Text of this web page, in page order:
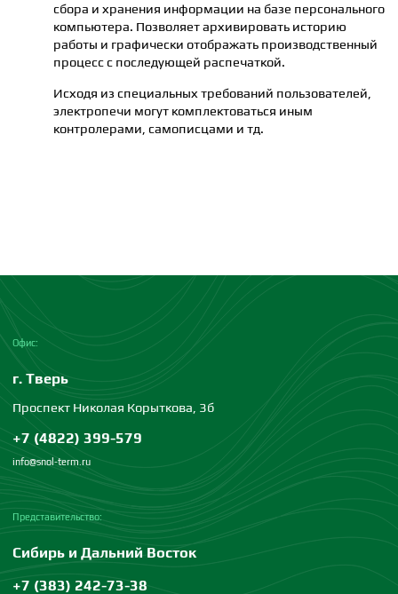
сбора и хранения информации на базе персонального
компьютера. Позволяет архивировать историю
работы и графически отображать производственный
процесс с последующей распечаткой.
Исходя из специальных требований пользователей,
электропечи могут комплектоваться иным
контролерами, самописцами и тд.
Офис:
г. Тверь
Проспект Николая Корыткова, 3б
+7 (4822) 399-579
info@snol-term.ru
Представительство:
Сибирь и Дальний Восток
+7 (383) 242-73-38